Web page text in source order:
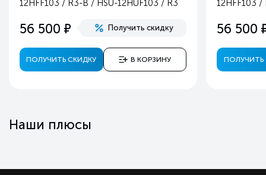
Вес наружного блока, кг
Цвет
Режимы работы
Турбо режим
12HFF103 / R3-B / HSU-12HUF103 / R3
56 500 е Получить скидку
ПОЛУЧИТЬ СКИДКУ В КОРЗИНУ
12HFF103 /
56 500
ПОЛУЧИТЬ
Наши плюсы